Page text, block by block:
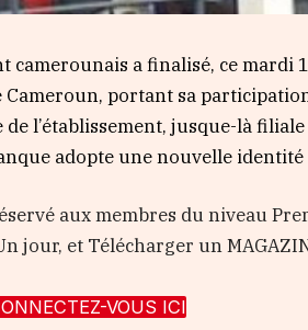
camerounais a finalisé, ce mardi
Cameroun, portant sa
l’établissement, jusque-là
adopte une nouvelle identité
aux membres du niveau
jour, et Télécharger un
VOUS ICI